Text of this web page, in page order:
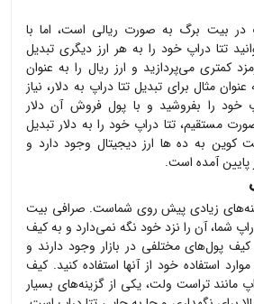
در بیت برگ به صورت ریالی است، اما با
تتا دراپ خود را به هر ارز دیگری تبدیل
کمتری می‌پردازید و ارز ریال را به عنوان
مثال برای تبدیل تتا دراپ به دلار، نیاز
خود را بفروشید و با پول فروش آن دلار
صورت مستقیم،تتا دراپ خود را به دلار تبدیل
کوین به ده ها ارز دیجیتال وجود دارد و
پایین آمده است.
زیادی پیش روی شماست. صرافی بیت
شما، آن را نزد خود نگه نمی‌دارد و به کیف
پول‌های مختلفی در بازار وجود دارند و
استفاده خود از آنها استفاده کنید. کیف
مانند تراست ولت، یکی از گزینه‌های بسیار